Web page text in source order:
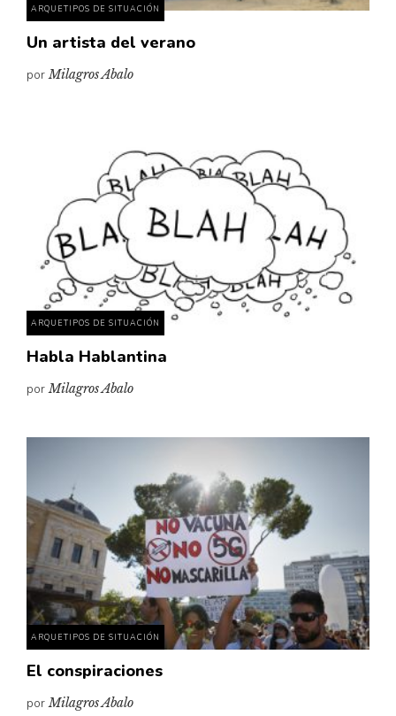
ARQUETIPOS DE SITUACIÓN
Un artista del verano
porMilagros Abalo
ARQUETIPOS DE SITUACIÓN
Habla Hablantina
porMilagros Abalo
ARQUETIPOS DE SITUACIÓN
El conspiraciones
porMilagros Abalo